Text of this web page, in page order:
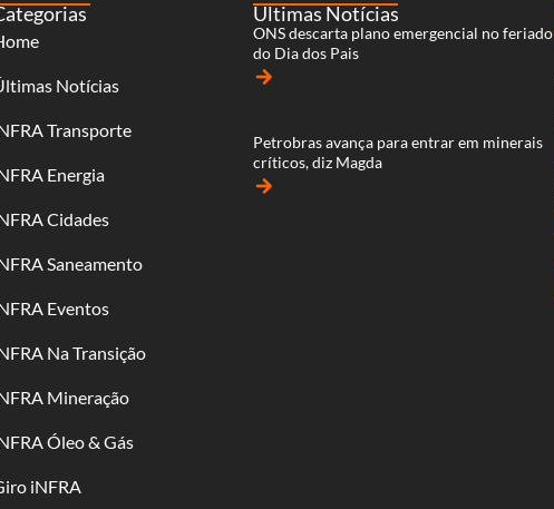
Notícias
Transporte
Energia
Cidades
Saneamento
Eventos
Na Transição
Mineração
Óleo & Gás
iNFRA
Últimas Notícias
ONS descarta plano emergencial no feriado
do Dia dos Pais
arrow_forward
Petrobras avança para entrar em minerais
críticos, diz Magda
arrow_forward